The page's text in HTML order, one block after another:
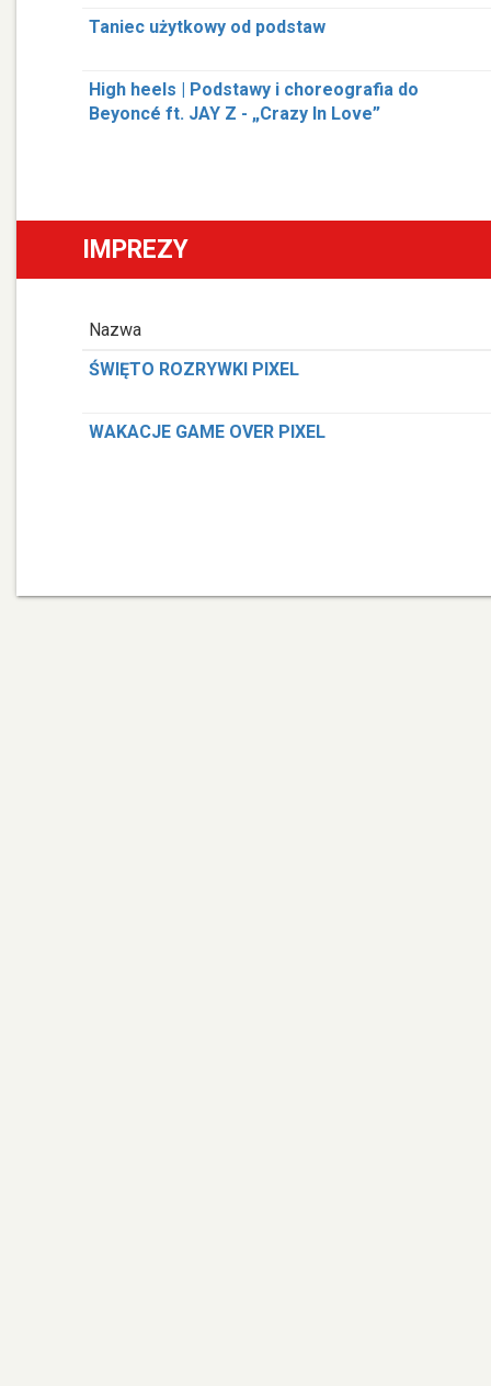
Taniec użytkowy od podstaw
High heels | Podstawy i choreografia do
Beyoncé ft. JAY Z - „Crazy In Love”
IMPREZY
Nazwa
ŚWIĘTO ROZRYWKI PIXEL
WAKACJE GAME OVER PIXEL